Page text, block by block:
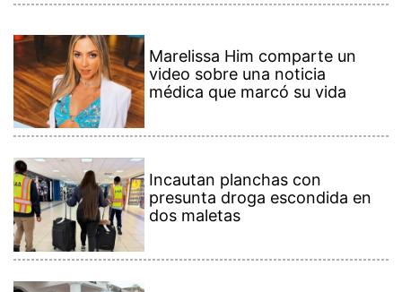
Marelissa Him comparte un
video sobre una noticia
médica que marcó su vida
Incautan planchas con
presunta droga escondida en
dos maletas